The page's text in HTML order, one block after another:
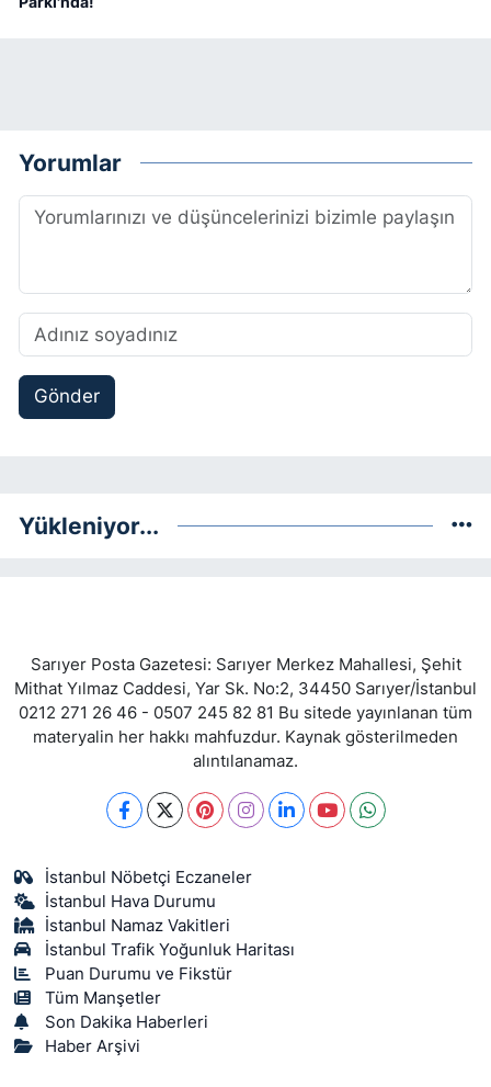
Yorumlar
Gönder
Yükleniyor...
Sarıyer Posta Gazetesi: Sarıyer Merkez Mahallesi, Şehit
Mithat Yılmaz Caddesi, Yar Sk. No:2, 34450 Sarıyer/İstanbul
0212 271 26 46 - 0507 245 82 81 Bu sitede yayınlanan tüm
materyalin her hakkı mahfuzdur. Kaynak gösterilmeden
alıntılanamaz.
İstanbul Nöbetçi Eczaneler
İstanbul Hava Durumu
İstanbul Namaz Vakitleri
İstanbul Trafik Yoğunluk Haritası
Puan Durumu ve Fikstür
Tüm Manşetler
Son Dakika Haberleri
Haber Arşivi